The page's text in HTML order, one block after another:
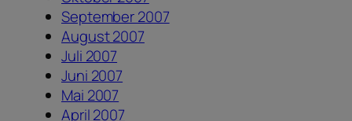
September 2007
August 2007
Juli 2007
Juni 2007
Mai 2007
April 2007